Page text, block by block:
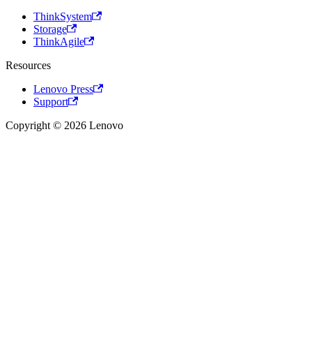
ThinkSystem
Storage
ThinkAgile
Resources
Lenovo Press
Support
Copyright © 2026 Lenovo